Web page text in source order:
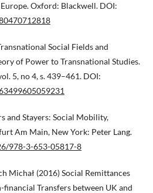
Oxford: Blackwell. DOI:
Social Fields and
of Power to Transnational Studies.
5, no 4, s. 439–461. DOI:
and Stayers: Social Mobility,
Am Main, New York: Peter Lang.
978-3-653-05817-8
Michał (2016) Social Remittances
Transfers between UK and